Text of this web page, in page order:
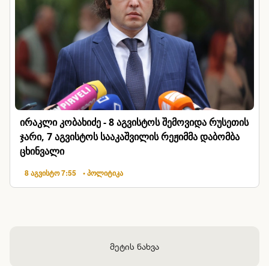
ირაკლი კობახიძე - 8 აგვისტოს შემოვიდა რუსეთის
ჯარი, 7 აგვისტოს სააკაშვილის რეჟიმმა დაბომბა
ცხინვალი
8 აგვისტო 7:55 • პოლიტიკა
მეტის ნახვა